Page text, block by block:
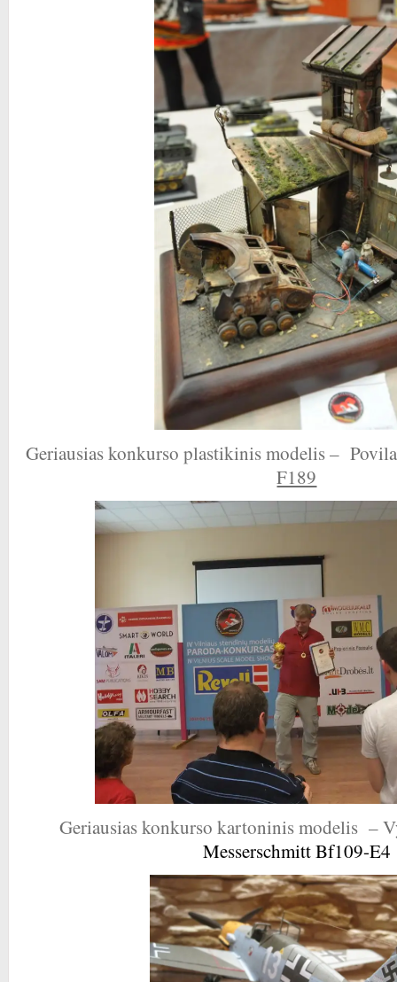
Geriausias konkurso plastikinis modelis –
F189
Geriausias konkurso kartoninis modelis –
Messerschmitt Bf109-E4